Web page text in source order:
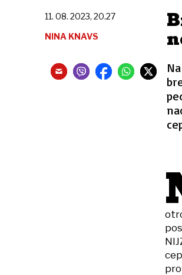
11. 08. 2023, 20.27
NINA KNAVS